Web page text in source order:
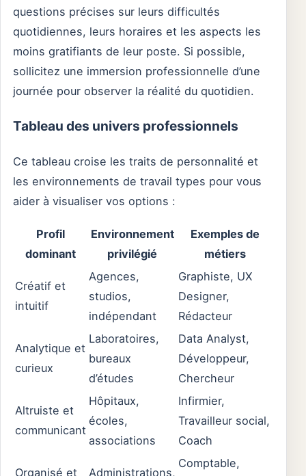
questions précises sur leurs difficultés
quotidiennes, leurs horaires et les aspects les
moins gratifiants de leur poste. Si possible,
sollicitez une immersion professionnelle d’une
journée pour observer la réalité du quotidien.
Tableau des univers professionnels
Ce tableau croise les traits de personnalité et
les environnements de travail types pour vous
aider à visualiser vos options :
Profil
dominant
Environnement
privilégié
Exemples de
métiers
Créatif et
intuitif
Agences,
studios,
indépendant
Graphiste, UX
Designer,
Rédacteur
Analytique et
curieux
Laboratoires,
bureaux
d’études
Data Analyst,
Développeur,
Chercheur
Altruiste et
communicant
Hôpitaux,
écoles,
associations
Infirmier,
Travailleur social,
Coach
Organisé et
Administrations,
Comptable,